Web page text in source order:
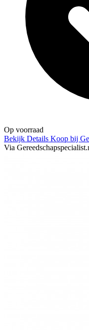
Op voorraad
Bekijk Details Koop bij
Via